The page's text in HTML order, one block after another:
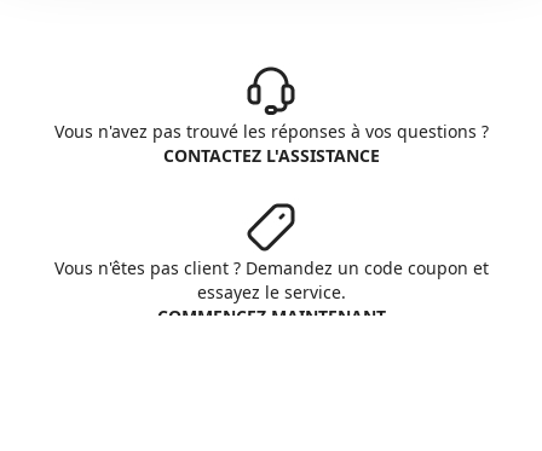
Vous n'avez pas trouvé les réponses à vos questions ?
CONTACTEZ L'ASSISTANCE
Vous n'êtes pas client ? Demandez un code coupon et
essayez le service.
COMMENCEZ MAINTENANT